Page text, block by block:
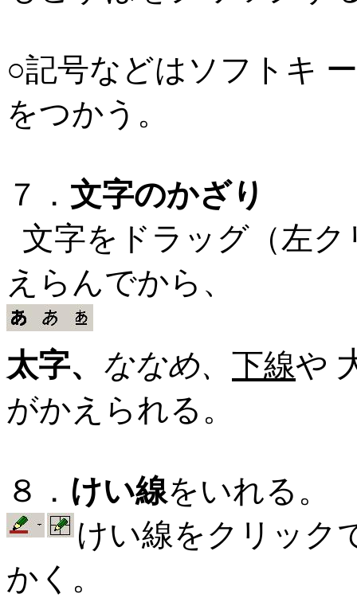
○記号などはソフトキ
をつかう。
７． 文字のかざり
文字をドラッグ（左
えらんでから、
太字、 ななめ、 下線や
がかえられる。
８． けい線をいれる。
けい線をクリック
かく。